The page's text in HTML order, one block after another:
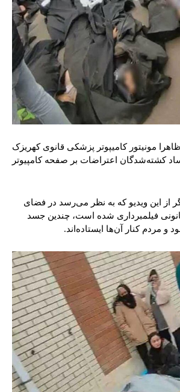
مونیتور کامیپوتر پزشکی قانوی کهریزک
کشته‌شدگان اعتراضات بر صفحه‌ کامپیوتر
از این ویدیو که به نظر می‌رسد در فضای
فیلمبرداری شده است، چندین جسد
مردم کنار آن‌ها ایستاده‌اند.